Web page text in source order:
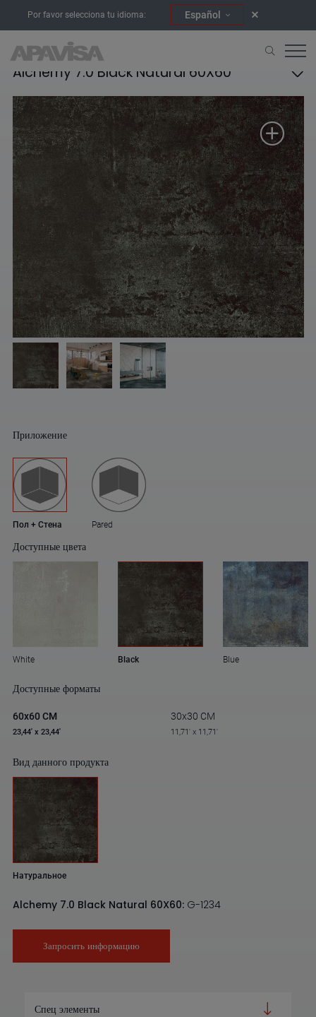
Por favor selecciona tu idioma: Español
Alchemy 7.0 Black Natural 60X60
Приложение
Пол + Стена Pared
Доступные цвета
White Black Blue
Доступные форматы
60x60 CM
23,44' x 23,44'
30x30 CM
11,71' x 11,71'
Вид данного продукта
Натуральное
Alchemy 7.0 Black Natural 60X60: G-1234
Запросить информацию
Спец элементы